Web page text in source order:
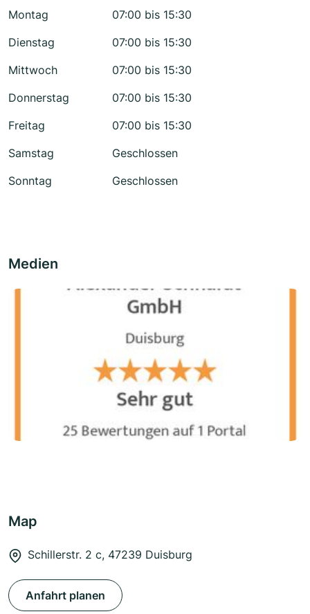
Montag
07:00 bis 15:30
Dienstag
07:00 bis 15:30
Mittwoch
07:00 bis 15:30
Donnerstag
07:00 bis 15:30
Freitag
07:00 bis 15:30
Samstag
Geschlossen
Sonntag
Geschlossen
Medien
Map
Schillerstr. 2 c, 47239 Duisburg
Anfahrt planen